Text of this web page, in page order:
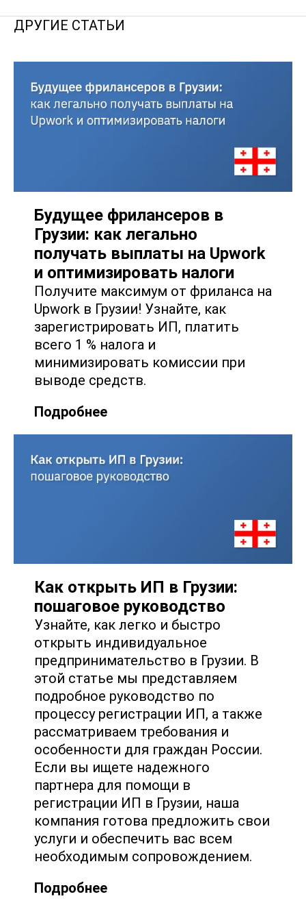
ДРУГИЕ СТАТЬИ
Будущее фрилансеров в
Грузии: как легально
получать выплаты на Upwork
и оптимизировать налоги
Получите максимум от фриланса на
Upwork в Грузии! Узнайте, как
зарегистрировать ИП, платить
всего 1 % налога и
минимизировать комиссии при
выводе средств.
Подробнее
Как открыть ИП в Грузии:
пошаговое руководство
Узнайте, как легко и быстро
открыть индивидуальное
предпринимательство в Грузии. В
этой статье мы представляем
подробное руководство по
процессу регистрации ИП, а также
рассматриваем требования и
особенности для граждан России.
Если вы ищете надежного
партнера для помощи в
регистрации ИП в Грузии, наша
компания готова предложить свои
услуги и обеспечить вас всем
необходимым сопровождением.
Подробнее